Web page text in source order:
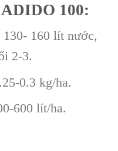
100:
130- 160 lít nước,
2-3.
0.3 kg/ha.
600 lít/ha.